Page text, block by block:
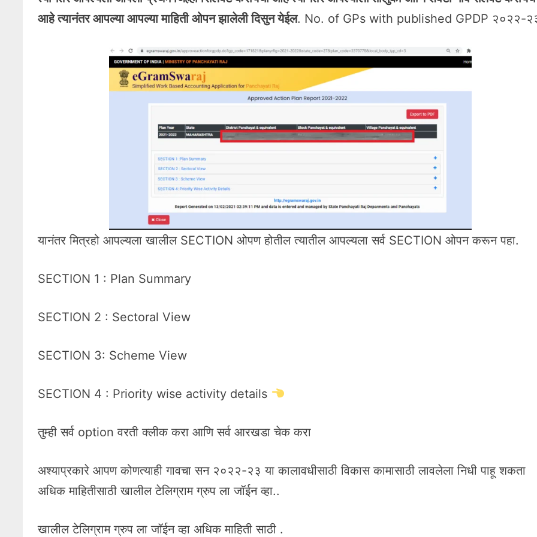
आहे त्यानंतर आपल्या आपल्या माहिती ओपन झालेली दिसुन येईल. No. of GPs with published GPDP २०२२-
यानंतर मित्रहो आपल्यला खालील SECTION ओपण होतील त्यातील आपल्यला सर्व SECTION ओपन करून पहा.
SECTION 1 : Plan Summary
SECTION 2 : Sectoral View
SECTION 3: Scheme View
SECTION 4 : Priority wise activity details
तुम्ही सर्व option वरती क्लीक करा आणि सर्व आरखडा चेक करा
अश्याप्रकारे आपण कोणत्याही गावचा सन २०२२-२३ या कालावधीसाठी विकास कामासाठी लावलेला निधी पाहू शकता
अधिक माहितीसाठी खालील टेलिग्राम ग्रुप ला जॉईन व्हा..
खालील टेलिग्राम ग्रुप ला जॉईन व्हा अधिक माहिती साठी .